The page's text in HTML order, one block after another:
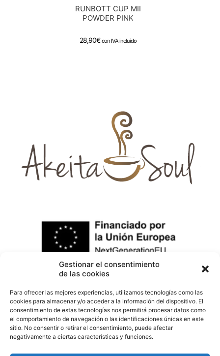
Gestionar el consentimiento
de las cookies
Para ofrecer las mejores experiencias, utilizamos tecnologías como las
cookies para almacenar y/o acceder a la información del dispositivo. El
consentimiento de estas tecnologías nos permitirá procesar datos como
el comportamiento de navegación o las identificaciones únicas en este
sitio. No consentir o retirar el consentimiento, puede afectar
negativamente a ciertas características y funciones.
RUNBOTT CUP MII
POWDER PINK
28,90€ con IVA incluido